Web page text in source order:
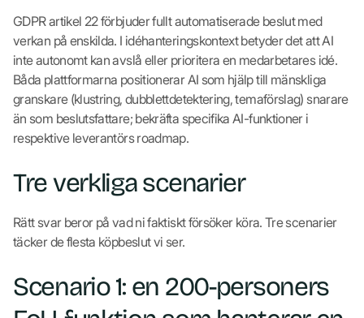
GDPR artikel 22 förbjuder fullt automatiserade beslut med
verkan på enskilda. I idéhanteringskontext betyder det att AI
inte autonomt kan avslå eller prioritera en medarbetares idé.
Båda plattformarna positionerar AI som hjälp till mänskliga
granskare (klustring, dubblettdetektering, temaförslag) snarare
än som beslutsfattare; bekräfta specifika AI-funktioner i
respektive leverantörs roadmap.
Tre verkliga scenarier
Rätt svar beror på vad ni faktiskt försöker köra. Tre scenarier
täcker de flesta köpbeslut vi ser.
Scenario 1: en 200-personers